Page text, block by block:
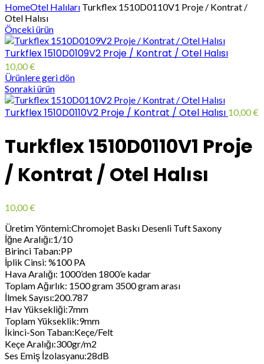
HomeOtel Halıları Turkflex 1510D0110V1 Proje / Kontrat /
Otel Halısı
Önceki ürün
Turkflex 1510D0109V2 Proje / Kontrat / Otel Halısı
10,00€
Ürünlere geri dön
Sonraki ürün
Turkflex 1510D0110V2 Proje / Kontrat / Otel Halısı 10,00€
Turkflex 1510D0110V1 Proje
/ Kontrat / Otel Halısı
10,00€
Üretim Yöntemi:Chromojet Baskı Desenli Tuft Saxony
İğne Aralığı:1/10
Birinci Taban:PP
İplik Cinsi: %100 PA
Hava Aralığı: 1000’den 1800’e kadar
Toplam Ağırlık: 1500 gram 3500 gram arası
İlmek Sayısı:200.787
Hav Yüksekliği:7mm
Toplam Yükseklik:9mm
İkinci-Son Taban:Keçe/Felt
Keçe Aralığı:300gr/m2
Ses Emiş İzolasyanu:28dB